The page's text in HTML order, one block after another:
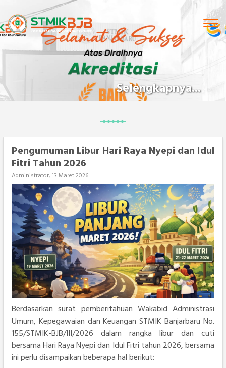
Selengkapnya...
Pengumuman Libur Hari Raya Nyepi dan Idul
Fitri Tahun 2026
Administrator, 13 Maret 2026
Berdasarkan surat pemberitahuan Wakabid Administrasi
Umum, Kepegawaian dan Keuangan STMIK Banjarbaru No.
155/STMIK-BJB/III/2026 dalam rangka libur dan cuti
bersama Hari Raya Nyepi dan Idul Fitri tahun 2026, bersama
ini perlu disampaikan beberapa hal berikut: